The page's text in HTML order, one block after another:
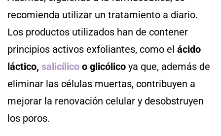
recomienda utilizar un tratamiento a diario.
Los productos utilizados han de contener
principios activos exfoliantes, como el ácido
láctico, salicílico o glicólico ya que, además de
eliminar las células muertas, contribuyen a
mejorar la renovación celular y desobstruyen
los poros.